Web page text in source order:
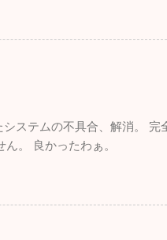
ステムの不具合、解消。
。 良かったわぁ。